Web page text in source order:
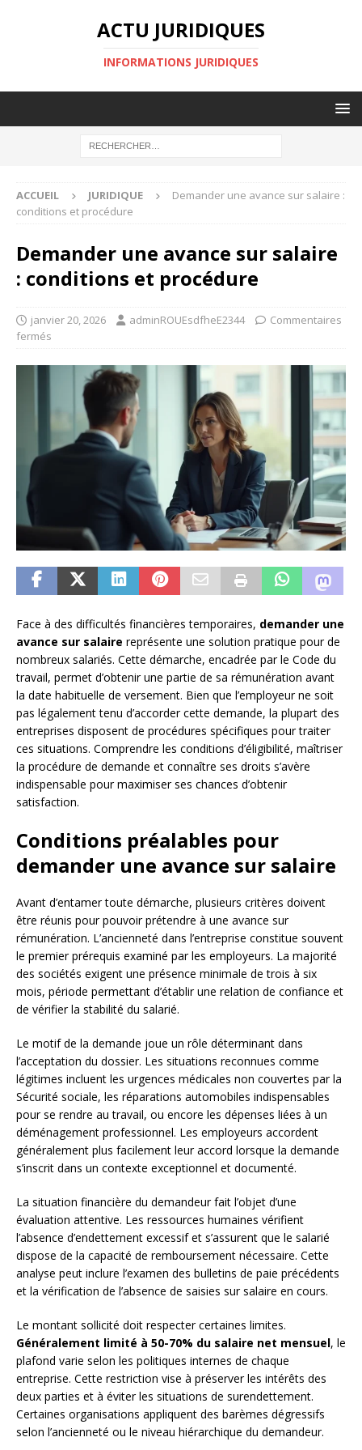
ACTU JURIDIQUES
INFORMATIONS JURIDIQUES
ACCUEIL JURIDIQUE
Demander une avance sur salaire :
conditions et procédure
Demander une avance sur salaire
: conditions et procédure
janvier 20, 2026 adminROUEsdfheE2344
Commentaires
fermés
Face à des difficultés financières temporaires, demander une
avance sur salaire représente une solution pratique pour de
nombreux salariés. Cette démarche, encadrée par le Code du
travail, permet d’obtenir une partie de sa rémunération avant
la date habituelle de versement. Bien que l’employeur ne soit
pas légalement tenu d’accorder cette demande, la plupart des
entreprises disposent de procédures spécifiques pour traiter
ces situations. Comprendre les conditions d’éligibilité, maîtriser
la procédure de demande et connaître ses droits s’avère
indispensable pour maximiser ses chances d’obtenir
satisfaction.
Conditions préalables pour
demander une avance sur salaire
Avant d’entamer toute démarche, plusieurs critères doivent
être réunis pour pouvoir prétendre à une avance sur
rémunération. L’ancienneté dans l’entreprise constitue souvent
le premier prérequis examiné par les employeurs. La majorité
des sociétés exigent une présence minimale de trois à six
mois, période permettant d’établir une relation de confiance et
de vérifier la stabilité du salarié.
Le motif de la demande joue un rôle déterminant dans
l’acceptation du dossier. Les situations reconnues comme
légitimes incluent les urgences médicales non couvertes par la
Sécurité sociale, les réparations automobiles indispensables
pour se rendre au travail, ou encore les dépenses liées à un
déménagement professionnel. Les employeurs accordent
généralement plus facilement leur accord lorsque la demande
s’inscrit dans un contexte exceptionnel et documenté.
La situation financière du demandeur fait l’objet d’une
évaluation attentive. Les ressources humaines vérifient
l’absence d’endettement excessif et s’assurent que le salarié
dispose de la capacité de remboursement nécessaire. Cette
analyse peut inclure l’examen des bulletins de paie précédents
et la vérification de l’absence de saisies sur salaire en cours.
Le montant sollicité doit respecter certaines limites.
Généralement limité à 50-70% du salaire net mensuel, le
plafond varie selon les politiques internes de chaque
entreprise. Cette restriction vise à préserver les intérêts des
deux parties et à éviter les situations de surendettement.
Certaines organisations appliquent des barèmes dégressifs
selon l’ancienneté ou le niveau hiérarchique du demandeur.